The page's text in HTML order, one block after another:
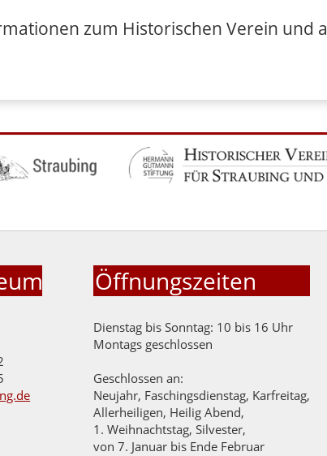
zum Historischen Verein und
Öffnungszeiten
Dienstag bis Sonntag: 10 bis 16 Uhr
Montags geschlossen
Geschlossen an:
Neujahr, Faschingsdienstag, Karfreitag,
Allerheiligen, Heilig Abend,
1. Weihnachtstag, Silvester,
von 7. Januar bis Ende Februar